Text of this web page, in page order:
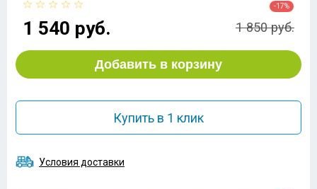
1 540 руб.
-17%
1 850 руб.
Добавить в корзину
Купить в 1 клик
Условия доставки